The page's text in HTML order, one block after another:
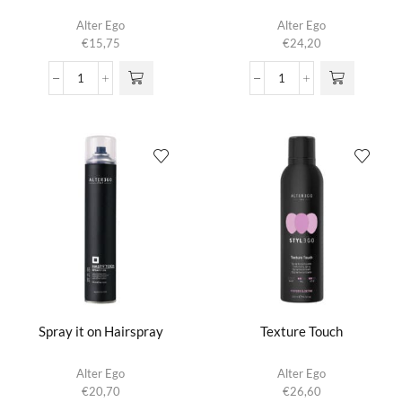
Alter Ego
€15,75
Sculptex
Alter Ego
€24,20
Smoothing
Spray it on Hairspray
Alter Ego
€20,70
Texture Touch
Alter Ego
€26,60